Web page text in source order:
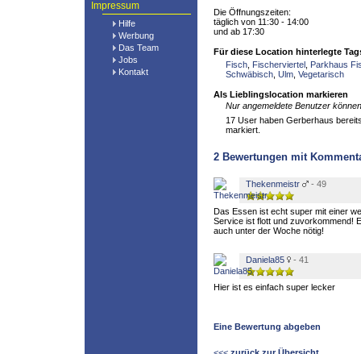
Impressum
Hilfe
Werbung
Das Team
Jobs
Kontakt
Die Öffnungszeiten:
täglich von 11:30 - 14:00
und ab 17:30
Für diese Location hinterlegte
Fisch Fischerviertel Parkhaus
Schwäbisch Ulm Vegetarisch
Als Lieblingslocation markieren
Nur angemeldete Benutzer
17 User haben Gerberhaus
markiert.
2 Bewertungen mit
Thekenmeistr - 49
Das Essen ist echt super mit einer
Service ist flott und zuvorkommend!
auch unter der Woche nötig!
Daniela85 - 41
Hier ist es einfach super lecker
Eine Bewertung abgeben